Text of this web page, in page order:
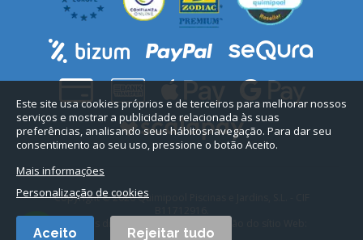
Este site usa cookies próprios e de terceiros para melhorar nossos
serviços e mostrar a publicidade relacionada às suas
preferências, analisando seus hábitosnavegação. Para dar seu
consentimento ao seu uso, pressione o botão Aceito.
Mais informações
Personalização de cookies
Rejeitar tudo
Aceito
Copyright © 2026 Quimipool Piscinas e Jardins, S.L. - CIF